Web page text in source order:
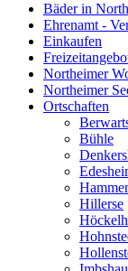
Bäder in
Ehrenamt -
Einkaufen
Northeimer
Northeimer
Ortschaften
Bühle
Hillerse